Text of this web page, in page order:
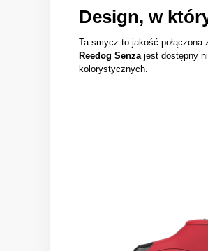
Design, w
Ta smycz to jakość połączona
Reedog Senza jest dostępny
kolorystycznych.